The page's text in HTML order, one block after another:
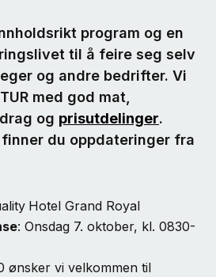
program og en
til å feire seg selv
og andre bedrifter. Vi
med god mat,
og prisutdelinger.
du oppdateringer fra
Hotel Grand Royal
: Onsdag 7. oktober, kl. 0830-
ønsker vi velkommen til